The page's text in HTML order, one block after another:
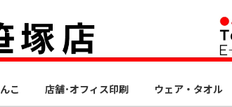
こ 店舗･オフィス印刷 ウェア・タオル